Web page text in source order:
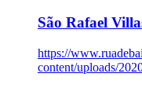
São Rafael
https://
content/uploads/